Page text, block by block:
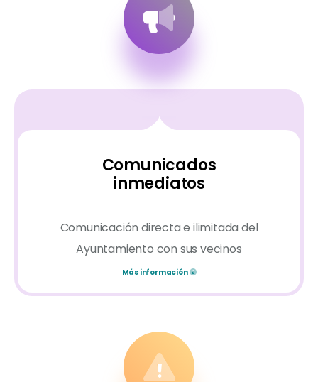
Comunicados
inmediatos
Comunicación directa e ilimitada del
Ayuntamiento con sus vecinos
Más información